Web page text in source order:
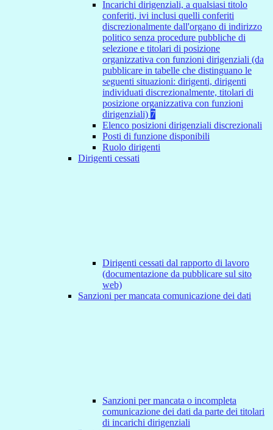
Incarichi dirigenziali, a qualsiasi titolo
conferiti, ivi inclusi quelli conferiti
discrezionalmente dall'organo di indirizzo
politico senza procedure pubbliche di
selezione e titolari di posizione
organizzativa con funzioni dirigenziali (da
pubblicare in tabelle che distinguano le
seguenti situazioni: dirigenti, dirigenti
individuati discrezionalmente, titolari di
posizione organizzativa con funzioni
dirigenziali) 7
Elenco posizioni dirigenziali discrezionali
Posti di funzione disponibili
Ruolo dirigenti
Dirigenti cessati
Dirigenti cessati dal rapporto di lavoro
(documentazione da pubblicare sul sito
web)
Sanzioni per mancata comunicazione dei dati
Sanzioni per mancata o incompleta
comunicazione dei dati da parte dei titolari
di incarichi dirigenziali